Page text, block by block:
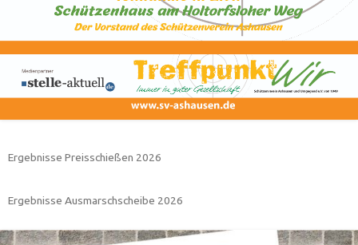
Ergebnisse Preisschießen 2026
Ergebnisse Ausmarschscheibe 2026